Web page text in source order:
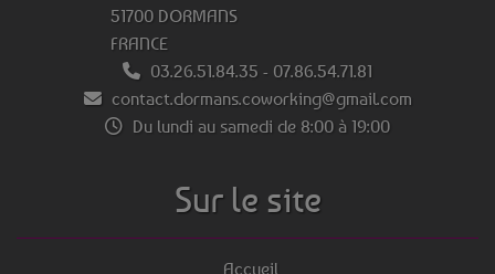
51700 DORMANS
FRANCE
03.26.51.84.35 - 07.86.54.71.81
contact.dormans.coworking@gmail.com
Du lundi au samedi de 8:00 à 19:00
Sur le site
Accueil